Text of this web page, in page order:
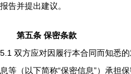
报告并提出建议。
第五条 保密条款
5.1 双方应对因履行本合同而知悉
息等（以下简称“保密信息”）承担保